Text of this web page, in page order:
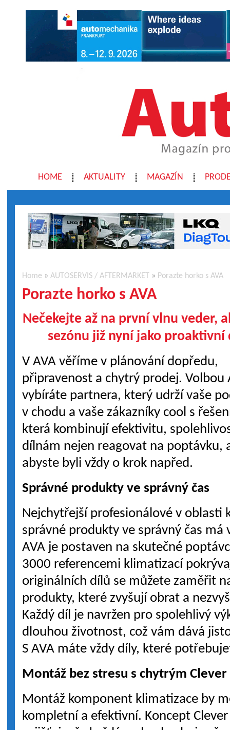
HOME AKTUALITY MAGAZÍN
Home »AUTOSERVIS / AFTERMARKET » Porazte horko s AVA
Porazte horko s AVA
Nečekejte až na první vlnu veder,
sezónu již nyní jako
V AVA věříme v plánování dopředu,
připravenost a chytrý prodej. Volbou
vybíráte partnera, který udrží vaše
v chodu a vaše zákazníky cool s
která kombinují efektivitu,
dílnám nejen reagovat na poptávku,
abyste byli vždy o krok napřed.
Správné produkty ve správný čas
Nejchytřejší profesionálové v oblasti
správné produkty ve správný čas
AVA je postaven na skutečné
3000 referencemi klimatizací
originálních dílů se můžete zaměřit
produkty, které zvyšují obrat a
Každý díl je navržen pro spolehlivý
dlouhou životnost, což vám dává
S AVA máte vždy díly, které
Montáž bez stresu s chytrým Clever
Montáž komponent klimatizace by
kompletní a efektivní. Koncept